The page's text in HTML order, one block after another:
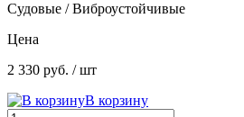
Судовые / Виброустойчивые
Цена
2 330 руб. / шт
В корзину